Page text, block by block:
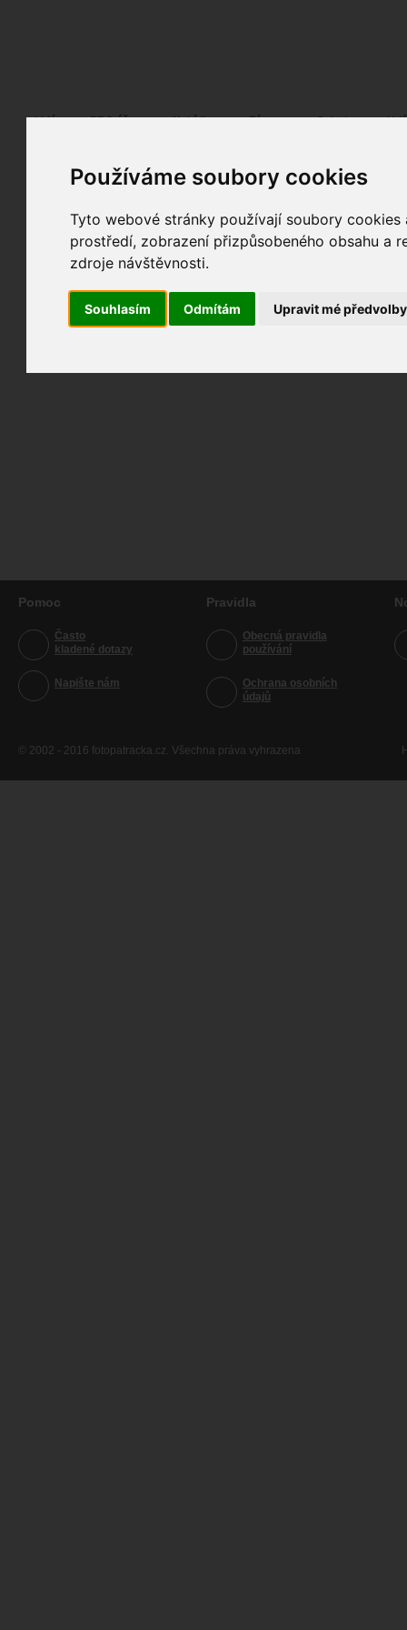
Používáme soubory cookies
Tyto webové stránky používají soubory
prostředí, zobrazení přizpůsobeného obsahu a
zdroje návštěvnosti.
Souhlasím Odmítám Upravit mé předvolby
Lidé PRO účet Nabídky Fórum Galerie
Nejdříve se, prosím, přihlašte.
Pomoc
Často
kladené dotazy
Napište nám
Pravidla
Obecná pravidla
používání
Ochrana osobních
údajů
© 2002 - 2016 fotopatracka.cz. Všechna práva vyhrazena